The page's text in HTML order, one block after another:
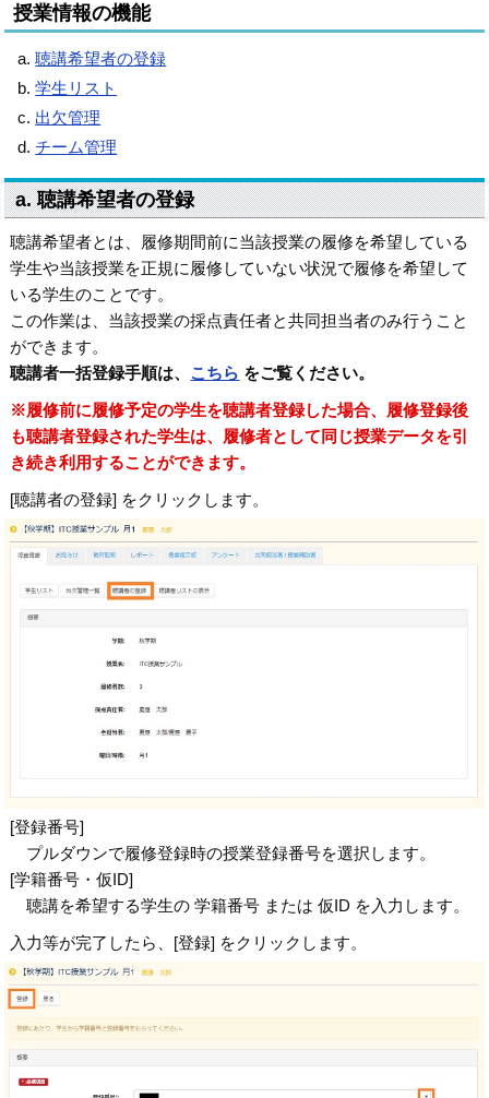
授業情報の機能
聴講希望者の登録
学生リスト
出欠管理
チーム管理
a. 聴講希望者の登録
聴講希望者とは、履修期間前に当該授業の履修を希望している
学生や当該授業を正規に履修していない状況で履修を希望して
いる学生のことです。
この作業は、当該授業の採点責任者と共同担当者のみ行うこと
ができます。
聴講者一括登録手順は、 こちら をご覧ください。
※履修前に履修予定の学生を聴講者登録した場合、履修登録後
も聴講者登録された学生は、履修者として同じ授業データを引
き続き利用することができます。
[聴講者の登録] をクリックします。
[登録番号]
プルダウンで履修登録時の授業登録番号を選択します。
[学籍番号・仮ID]
聴講を希望する学生の 学籍番号 または 仮ID を入力します。
入力等が完了したら、[登録] をクリックします。